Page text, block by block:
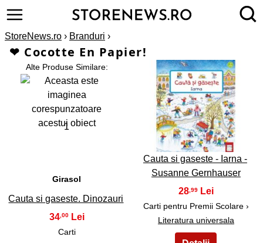
StoreNews.ro › Branduri ›
❤ Cocotte En Papier!
Alte Produse Similare:
1
Girasol
Cauta si gaseste. Dinozauri
34,00
Carti
2
Cauta si gaseste - Iarna -
Susanne Gernhauser
28 ,99
Carti pentru Premii Scolare ›
Literatura universala